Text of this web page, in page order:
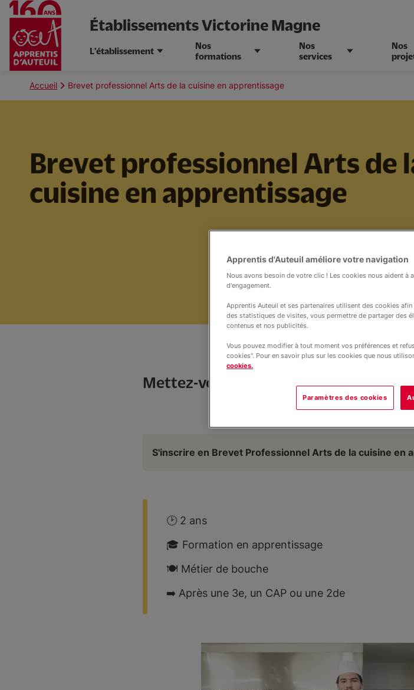
principal
Établissements Victorine Magne
L'établissement
Nos
formations
Nos
services
Nos
Fil
Accueil Brevet professionnel Arts de la cuisine en apprentissage
Brevet professionnel Arts de
cuisine en apprentissage
Mettez-vous au service du goût !
S'inscrire en Brevet Professionnel Arts de la cuisine en
🕑 2 ans
🎓 Formation en apprentissage
🍽️​ ​Métier de bouche
➡️​ Après une 3e, un CAP ou une 2de
Apprentis d'Auteuil améliore votre navigation
Nous avons besoin de votre clic ! Les cookies nous aident
d'engagement.
Apprentis Auteuil et ses partenaires utilisent des cookies
des statistiques de visites, vous permettre de partager des
contenus et nos publicités.
Vous pouvez modifier à tout moment vos préférences et
cookies". Pour en savoir plus sur les cookies que nous
cookies.
Paramètres des cookies